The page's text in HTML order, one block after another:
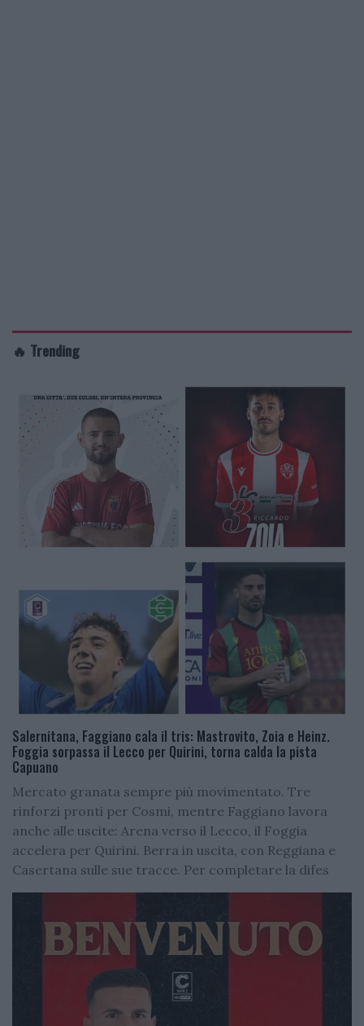
🔥 Trending
Salernitana, Faggiano cala il tris: Mastrovito, Zoia e Heinz.
Foggia sorpassa il Lecco per Quirini, torna calda la pista
Capuano
Mercato granata sempre più movimentato. Tre
rinforzi pronti per Cosmi, mentre Faggiano lavora
anche alle uscite: Arena verso il Lecco, il Foggia
accelera per Quirini. Berra in uscita, con Reggiana e
Casertana sulle sue tracce. Per completare la difes